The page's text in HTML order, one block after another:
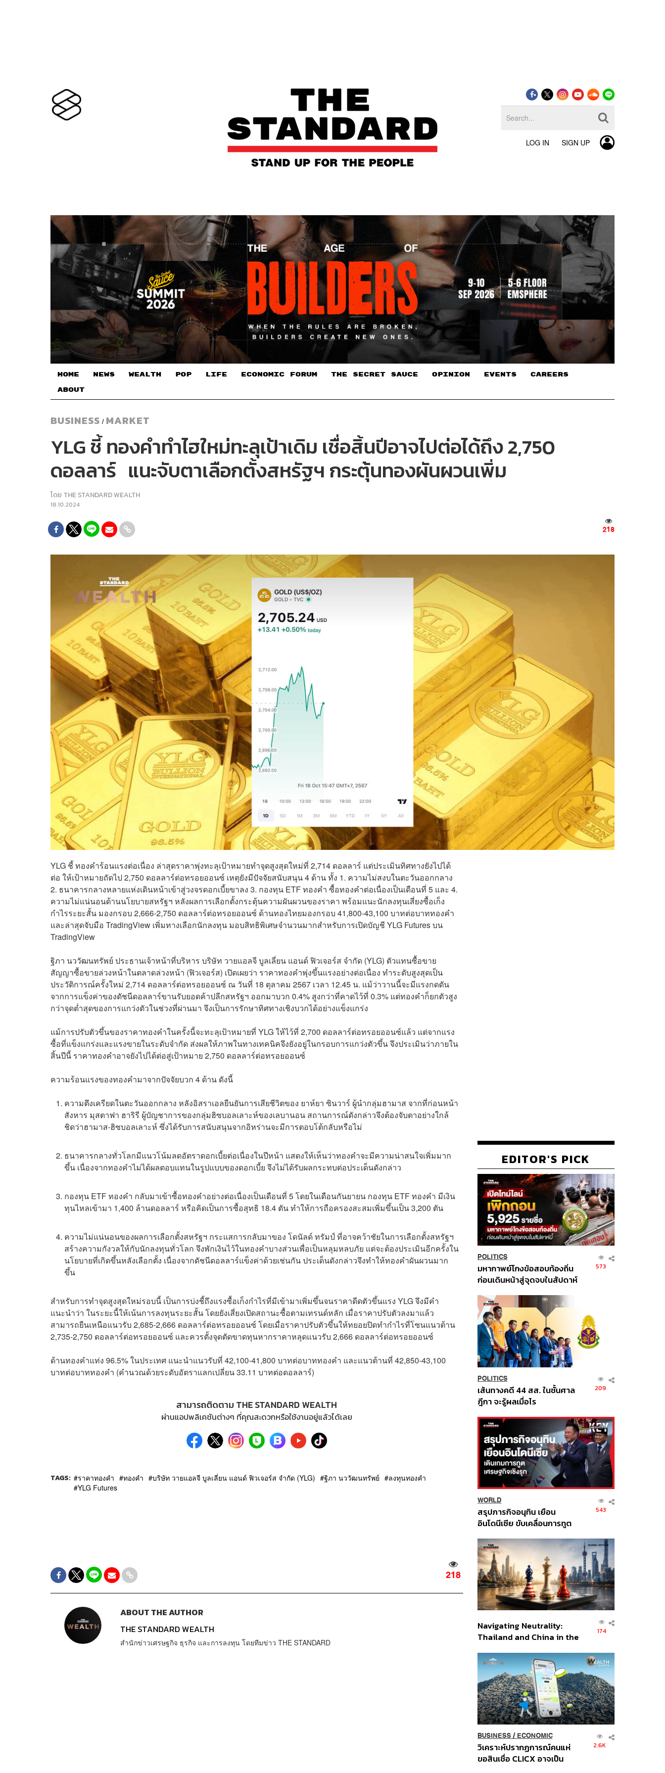
LOG IN SIGN UP
HOME NEWS WEALTH POP LIFE ECONOMIC FORUM THE SECRET SAUCE​ OPINION EVENTS CAREERS
ABOUT
BUSINESS / MARKET
YLG ชี้ ทองคำทำไฮใหม่ทะลุเป้าเดิม เชื่อสิ้นปีอาจไปต่อได้ถึง 2,750
ดอลลาร์ แนะจับตาเลือกตั้งสหรัฐฯ กระตุ้นทองผันผวนเพิ่ม
โดย THE STANDARD WEALTH
18.10.2024
218
YLG ชี้ ทองคำร้อนแรงต่อเนื่อง ล่าสุดราคาพุ่งทะลุเป้าหมายทำจุดสูงสุดใหม่ที่ 2,714 ดอลลาร์ แต่ประเมินทิศทางยังไปได้
ต่อ ให้เป้าหมายถัดไป 2,750 ดอลลาร์ต่อทรอยออนซ์ เหตุยังมีปัจจัยสนับสนุน 4 ด้าน ทั้ง 1. ความไม่สงบในตะวันออกกลาง
2. ธนาคารกลางหลายแห่งเดินหน้าเข้าสู่วงจรดอกเบี้ยขาลง 3. กองทุน ETF ทองคำ ซื้อทองคำต่อเนื่องเป็นเดือนที่ 5 และ 4.
ความไม่แน่นอนด้านนโยบายสหรัฐฯ หลังผลการเลือกตั้งกระตุ้นความผันผวนของราคา พร้อมแนะนักลงทุนเสี่ยงซื้อเก็ง
กำไรระยะสั้น มองกรอบ 2,666-2,750 ดอลลาร์ต่อทรอยออนซ์ ด้านทองไทยมองกรอบ 41,800-43,100 บาทต่อบาททองคำ
และล่าสุดจับมือ TradingView เพิ่มทางเลือกนักลงทุน มอบสิทธิพิเศษจำนวนมากสำหรับการเปิดบัญชี YLG Futures บน
TradingView
ฐิภา นววัฒนทรัพย์ ประธานเจ้าหน้าที่บริหาร บริษัท วายแอลจี บูลเลี่ยน แอนด์ ฟิวเจอร์ส จำกัด (YLG) ตัวแทนซื้อขาย
สัญญาซื้อขายล่วงหน้าในตลาดล่วงหน้า (ฟิวเจอร์ส) เปิดเผยว่า ราคาทองคำพุ่งขึ้นแรงอย่างต่อเนื่อง ทำระดับสูงสุดเป็น
ประวัติการณ์ครั้งใหม่ 2,714 ดอลลาร์ต่อทรอยออนซ์ ณ วันที่ 18 ตุลาคม 2567 เวลา 12.45 น. แม้ว่าวานนี้จะมีแรงกดดัน
จากการแข็งค่าของดัชนีดอลลาร์ขานรับยอดค้าปลีกสหรัฐฯ ออกมาบวก 0.4% สูงกว่าที่คาดไว้ที่ 0.3% แต่ทองคำก็ยกตัวสูง
กว่าจุดต่ำสุดของการแกว่งตัวในช่วงที่ผ่านมา จึงเป็นการรักษาทิศทางเชิงบวกได้อย่างแข็งแกร่ง
แม้การปรับตัวขึ้นของราคาทองคำในครั้งนี้จะทะลุเป้าหมายที่ YLG ให้ไว้ที่ 2,700 ดอลลาร์ต่อทรอยออนซ์แล้ว แต่จากแรง
ซื้อที่แข็งแกร่งและแรงขายในระดับจำกัด ส่งผลให้ภาพในทางเทคนิคจึงยังอยู่ในกรอบการแกว่งตัวขึ้น จึงประเมินว่าภายใน
สิ้นปีนี้ ราคาทองคำอาจยังไปได้ต่อสู่เป้าหมาย 2,750 ดอลลาร์ต่อทรอยออนซ์
ความร้อนแรงของทองคำมาจากปัจจัยบวก 4 ด้าน ดังนี้
ความตึงเครียดในตะวันออกกลาง หลังอิสราเอลยืนยันการเสียชีวิตของ ยาห์ยา ซินวาร์ ผู้นำกลุ่มฮามาส จากที่ก่อนหน้า
สังหาร มุสตาฟา ฮาริรี ผู้บัญชาการของกลุ่มฮิซบอลเลาะห์ของเลบานอน สถานการณ์ดังกล่าวจึงต้องจับตาอย่างใกล้
ชิดว่าฮามาส-ฮิซบอลเลาะห์ ซึ่งได้รับการสนับสนุนจากอิหร่านจะมีการตอบโต้กลับหรือไม่
ธนาคารกลางทั่วโลกมีแนวโน้มลดอัตราดอกเบี้ยต่อเนื่องในปีหน้า แสดงให้เห็นว่าทองคำจะมีความน่าสนใจเพิ่มมาก
ขึ้น เนื่องจากทองคำไม่ได้ผลตอบแทนในรูปแบบของดอกเบี้ย จึงไม่ได้รับผลกระทบต่อประเด็นดังกล่าว
กองทุน ETF ทองคำ กลับมาเข้าซื้อทองคำอย่างต่อเนื่องเป็นเดือนที่ 5 โดยในเดือนกันยายน กองทุน ETF ทองคำ มีเงิน
ทุนไหลเข้ามา 1,400 ล้านดอลลาร์ หรือคิดเป็นการซื้อสุทธิ 18.4 ตัน ทำให้การถือครองสะสมเพิ่มขึ้นเป็น 3,200 ตัน
ความไม่แน่นอนของผลการเลือกตั้งสหรัฐฯ กระแสการกลับมาของ โดนัลด์ ทรัมป์ ที่อาจคว้าชัยในการเลือกตั้งสหรัฐฯ
สร้างความกังวลให้กับนักลงทุนทั่วโลก จึงพักเงินไว้ในทองคำบางส่วนเพื่อเป็นหลุมหลบภัย แต่จะต้องประเมินอีกครั้งใน
นโยบายที่เกิดขึ้นหลังเลือกตั้ง เนื่องจากดัชนีดอลลาร์แข็งค่าด้วยเช่นกัน ประเด็นดังกล่าวจึงทำให้ทองคำผันผวนมาก
ขึ้น
สำหรับการทำจุดสูงสุดใหม่รอบนี้ เป็นการบ่งชี้ถึงแรงซื้อเก็งกำไรที่มีเข้ามาเพิ่มขึ้นจนราคาดีดตัวขึ้นแรง YLG จึงมีคำ
แนะนำว่า ในระยะนี้ให้เน้นการลงทุนระยะสั้น โดยยังเสี่ยงเปิดสถานะซื้อตามเทรนด์หลัก เมื่อราคาปรับตัวลงมาแล้ว
สามารถยืนเหนือแนวรับ 2,685-2,666 ดอลลาร์ต่อทรอยออนซ์ โดยเมื่อราคาปรับตัวขึ้นให้ทยอยปิดทำกำไรที่โซนแนวต้าน
2,735-2,750 ดอลลาร์ต่อทรอยออนซ์ และควรตั้งจุดตัดขาดทุนหากราคาหลุดแนวรับ 2,666 ดอลลาร์ต่อทรอยออนซ์
ด้านทองคำแท่ง 96.5% ในประเทศ แนะนำแนวรับที่ 42,100-41,800 บาทต่อบาททองคำ และแนวต้านที่ 42,850-43,100
บาทต่อบาททองคำ (คำนวณด้วยระดับอัตราแลกเปลี่ยน 33.11 บาทต่อดอลลาร์)
สามารถติดตาม THE STANDARD WEALTH
ผ่านแอปพลิเคชันต่างๆ ที่คุณสะดวกหรือใช้งานอยู่แล้วได้เลย
TAGS: ราคาทองคำ ทองคำ บริษัท วายแอลจี บูลเลี่ยน แอนด์ ฟิวเจอร์ส จำกัด (YLG) ฐิภา นววัฒนทรัพย์
ลงทุนทองคำ
YLG Futures
218
ABOUT THE AUTHOR
THE STANDARD WEALTH
สำนักข่าวเศรษฐกิจ ธุรกิจ และการลงทุน โดยทีมข่าว THE STANDARD
EDITOR'S PICK
POLITICS
มหากาพย์โกงข้อสอบท้องถิ่น
ก่อนเดินหน้าสู่จุดจบในสัปดาห์
573
POLITICS
เส้นทางคดี 44 สส. ในชั้นศาล
ฎีกา จะรู้ผลเมื่อไร
209
WORLD
สรุปภารกิจอนุทิน เยือน
อินโดนีเซีย ขับเคลื่อนการทูต
ส่วนยุทธศาสตร์ไทย –
อินโดนีเซีย
543
Navigating Neutrality:
Thailand and China in the
Order
174
BUSINESS/ ECONOMIC
วิเคราะห์ปรากฏการณ์คนแห่
ขอสินเชื่อ CLICX อาจเป็น
2.6K